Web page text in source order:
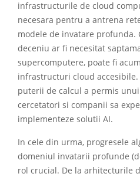
infrastructurile de cloud
necesara pentru a antrena
modele de invatare profunda.
deceniu ar fi necesitat
supercomputere, poate fi
infrastructuri cloud accesibile.
puterii de calcul a permis
cercetatori si companii sa
implementeze solutii AI.
In cele din urma, progresele
domeniul invatarii profunde
rol crucial. De la arhitecturile